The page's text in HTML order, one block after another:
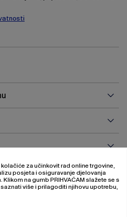
O
za učinkovit rad online trgovine,
posjeta i osiguravanje djelovanja
Klikom na gumb PRIHVAĆAM slažete se s
više i prilagoditi njihovu upotrebu,